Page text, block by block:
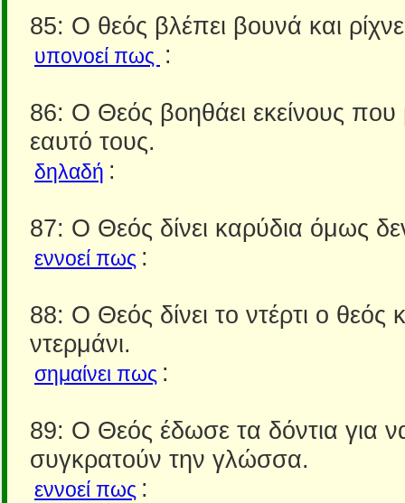
85: Ο θεός βλέπει βουνά και
υπονοεί πως :
86: Ο Θεός βοηθάει εκείνους που
εαυτό τους.
δηλαδή :
87: Ο Θεός δίνει καρύδια όμως
εννοεί πως :
88: Ο Θεός δίνει το ντέρτι ο θεός
ντερμάνι.
σημαίνει πως :
89: Ο Θεός έδωσε τα δόντια για
συγκρατούν την γλώσσα.
εννοεί πως :